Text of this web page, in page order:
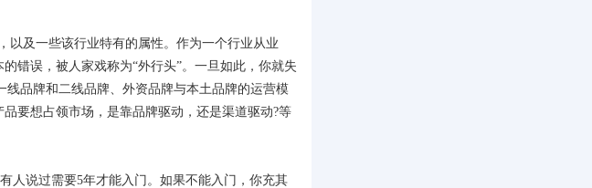
以及一些该行业特有的属性。作为一个行业从业
错误，被人家戏称为“外行头”。一旦如此，你就失
线品牌和二线品牌、外资品牌与本土品牌的运营模
要想占领市场，是靠品牌驱动，还是渠道驱动?等
人说过需要5年才能入门。如果不能入门，你充其